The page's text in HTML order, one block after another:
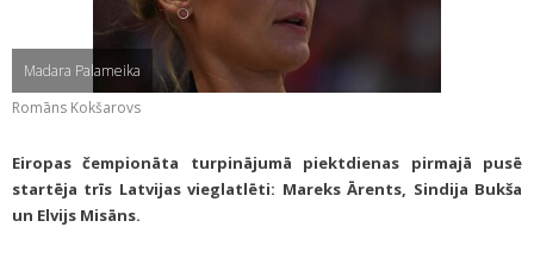
Madara Palameika
Romāns Kokšarovs
Eiropas čempionāta turpinājumā piektdienas pirmajā pusē
startēja trīs Latvijas vieglatlēti: Mareks Ārents, Sindija Bukša
un Elvijs Misāns.